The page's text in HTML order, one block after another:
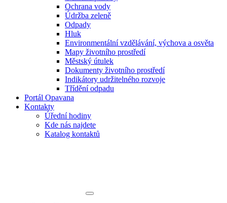
Ochrana vody
Údržba zeleně
Odpady
Hluk
Environmentální vzdělávání, výchova a osvěta
Mapy životního prostředí
Městský útulek
Dokumenty životního prostředí
Indikátory udržitelného rozvoje
Třídění odpadu
Portál Opavana
Kontakty
Úřední hodiny
Kde nás najdete
Katalog kontaktů